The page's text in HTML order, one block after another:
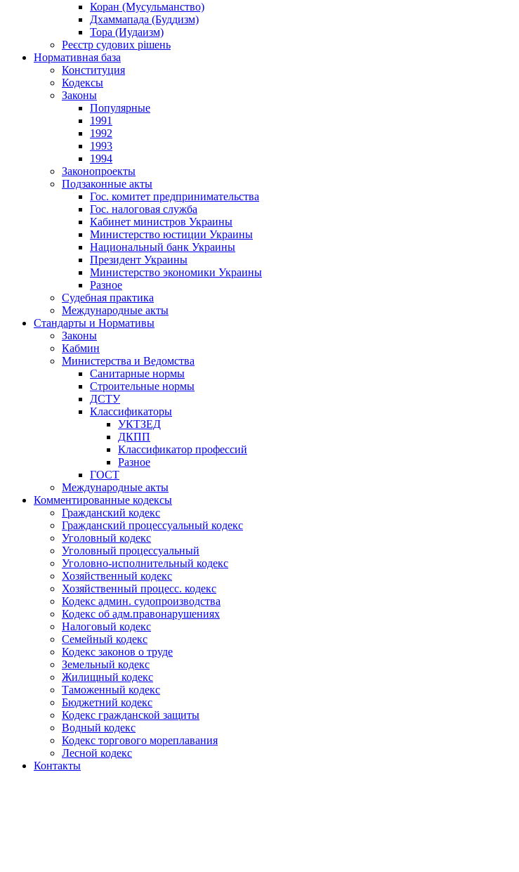
Коран (Мусульманство)
Дхаммапада (Буддизм)
Тора (Иудаизм)
Реєстр судових рішень
Нормативная база
Конституция
Кодексы
Законы
Популярные
1991
1992
1993
1994
Законопроекты
Подзаконные акты
Гос. комитет предпринимательства
Гос. налоговая служба
Кабинет министров Украины
Министерство юстиции Украины
Национальный банк Украины
Президент Украины
Министерство экономики Украины
Разное
Судебная практика
Международные акты
Стандарты и Нормативы
Законы
Кабмин
Министерства и Ведомства
Санитарные нормы
Строительные нормы
ДСТУ
Классификаторы
УКТЗЕД
ДКПП
Классификатор профессий
Разное
ГОСТ
Международные акты
Комментированные кодексы
Гражданский кодекс
Гражданский процессуальный кодекс
Уголовный кодекс
Уголовный процессуальный
Уголовно-исполнительный кодекс
Хозяйственный кодекс
Хозяйственный процесс. кодекс
Кодекс админ. судопроизводства
Кодекс об адм.правонарушениях
Налоговый кодекс
Семейный кодекс
Кодекс законов о труде
Земельный кодекс
Жилищный кодекс
Таможенный кодекс
Бюджетний кодекс
Кодекс гражданской защиты
Водный кодекс
Кодекс торгового мореплавания
Лесной кодекс
Контакты